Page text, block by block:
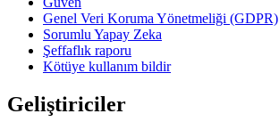
Genel Veri Koruma Yönetmeliği (GDPR)
Sorumlu Yapay Zeka
Şeffaflık raporu
Kötüye kullanım bildir
Geliştiriciler